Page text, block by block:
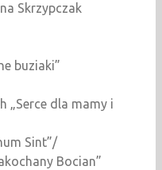
Skrzypczak
buziaki”
„Serce dla mamy i
Sint”/
Bocian”